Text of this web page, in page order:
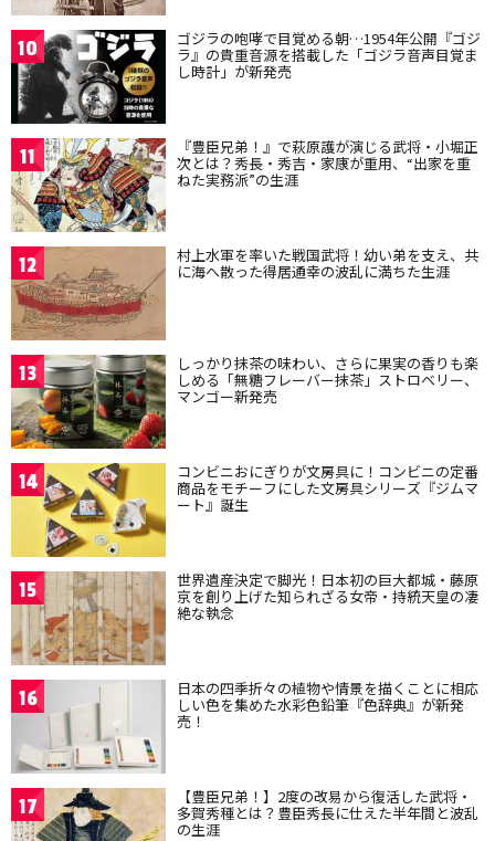
10 ゴジラの咆哮で目覚める朝…1954年公開『ゴジ
ラ』の貴重音源を搭載した「ゴジラ音声目覚ま
し時計」が新発売
11 『豊臣兄弟！』で萩原護が演じる武将・小堀正
次とは？秀長・秀吉・家康が重用、“出家を重
ねた実務派”の生涯
12 村上水軍を率いた戦国武将！幼い弟を支え、共
に海へ散った得居通幸の波乱に満ちた生涯
13 しっかり抹茶の味わい、さらに果実の香りも楽
しめる「無糖フレーバー抹茶」ストロベリー、
マンゴー新発売
14 コンビニおにぎりが文房具に！コンビニの定番
商品をモチーフにした文房具シリーズ『ジムマ
ート』誕生
15 世界遺産決定で脚光！日本初の巨大都城・藤原
京を創り上げた知られざる女帝・持統天皇の凄
絶な執念
16 日本の四季折々の植物や情景を描くことに相応
しい色を集めた水彩色鉛筆『色辞典』が新発
売！
17 【豊臣兄弟！】2度の改易から復活した武将・
多賀秀種とは？豊臣秀長に仕えた半年間と波乱
の生涯